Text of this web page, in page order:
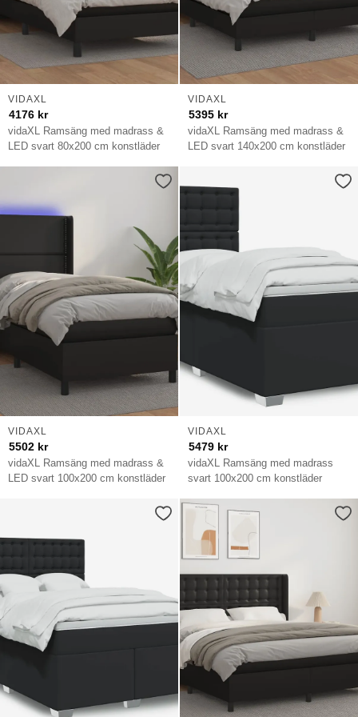
vidaXL Ramsäng med madrass &
LED svart 80x200 cm konstläder
VIDAXL
4176 kr
vidaXL Ramsäng med madrass &
LED svart 140x200 cm konstläder
VIDAXL
5395 kr
vidaXL Ramsäng med madrass &
LED svart 100x200 cm konstläder
VIDAXL
5502 kr
vidaXL Ramsäng med madrass
svart 100x200 cm konstläder
VIDAXL
5479 kr